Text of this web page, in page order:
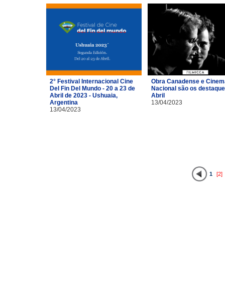
2° Festival Internacional Cine
Del Fin Del Mundo - 20 a 23 de
Abril de 2023 - Ushuaia,
Argentina
13/04/2023
Obra Canadense e
Nacional são os
Abril
13/04/2023
1 [2]